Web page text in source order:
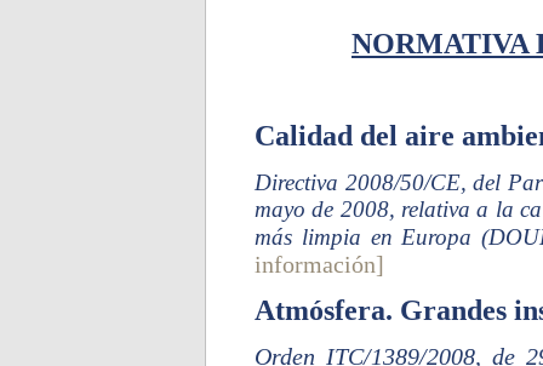
NORMATIVA
Calidad del aire
Directiva 2008/50/CE, del
mayo de 2008, relativa a la
más limpia en Europa
información]
Atmósfera. Grandes
Orden ITC/1389/2008, de